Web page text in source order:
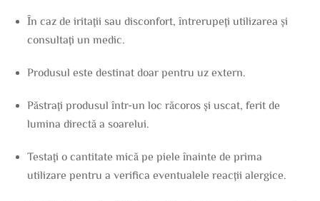
În caz de iritații sau disconfort, întrerupeți utilizarea și
consultați un medic.
Produsul este destinat doar pentru uz extern.
Păstrați produsul într-un loc răcoros și uscat, ferit de
lumina directă a soarelui.
Testați o cantitate mică pe piele înainte de prima
utilizare pentru a verifica eventualele reacții alergice.